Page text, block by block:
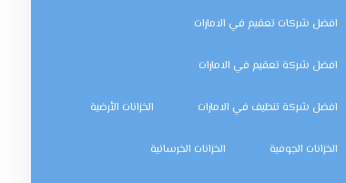
افضل شركات تعقيم في الامارات
افضل شركة تعقيم في الامارات
افضل شركة تنظيف في الامارات الخزانات الأرضية
الخزانات الجوفية الخزانات الخرسانية